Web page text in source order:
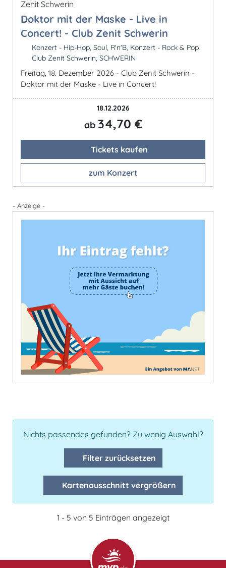
Doktor mit der Maske - Live in
Concert! - Club Zenit Schwerin
Konzert - Hip-Hop, Soul, R'n'B, Konzert - Rock & Pop
Club Zenit Schwerin, SCHWERIN
Freitag, 18. Dezember 2026 - Club Zenit Schwerin -
Doktor mit der Maske - Live in Concert!
18.12.2026
ab 34,70 €
Tickets kaufen
zum Konzert
- Anzeige -
Nichts passendes gefunden? Zu wenig Auswahl?
Filter zurücksetzen
Kartenausschnitt vergrößern
1 - 5 von 5 Einträgen angezeigt